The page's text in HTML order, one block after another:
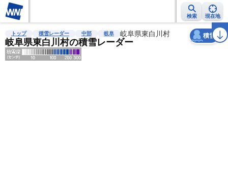
検索 現在地
雨雲レーダー 台風情報 地震情報 警報・注意報 2週間天気 ラ
トップ 積雪レーダー 中部 岐阜 岐阜県東白川村
岐阜県東白川村の積雪レーダー
積雪
天気 台風